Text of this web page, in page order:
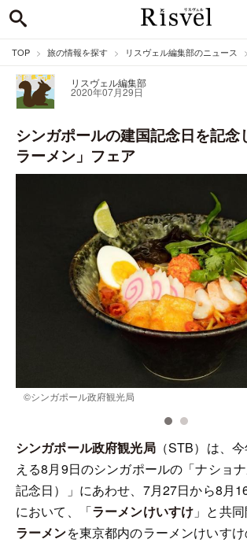
TOP 旅の情報を探す リスヴェル編集部のニュース
リスヴェル編集部
2020年07月29日
シンガポールの建国記念日を記念
ラーメン」フェア
©シンガポール政府観光局
シンガポール政府観光局（STB）は、
える8月9日のシンガポールの「ナショ
記念日）」にあわせ、7月27日から8月
において、「ラーメンけいすけ 」と共
ラーメンを東京都内のラーメンけいす